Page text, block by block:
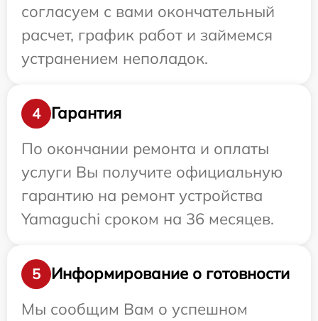
согласуем с вами окончательный
расчет, график работ и займемся
устранением неполадок.
4
Гарантия
По окончании ремонта и оплаты
услуги Вы получите официальную
гарантию на ремонт устройства
Yamaguchi сроком на 36 месяцев.
5
Информирование о готовности
Мы сообщим Вам о успешном